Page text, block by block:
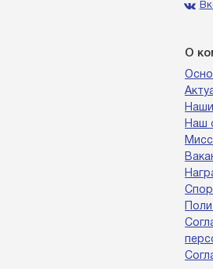
О
Наши
Наш